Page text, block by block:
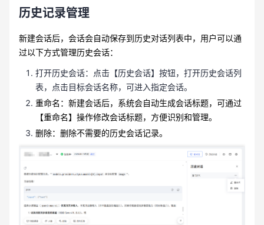
历史记录管理
新建会话后，会话会自动保存到历史对话列表中，用户可以通
过以下方式管理历史会话：
打开历史会话：点击【历史会话】按钮，打开历史会话列
表，点击目标会话名称，可进入指定会话。
重命名：新建会话后，系统会自动生成会话标题，可通过
【重命名】操作修改会话标题，方便识别和管理。
删除：删除不需要的历史会话记录。